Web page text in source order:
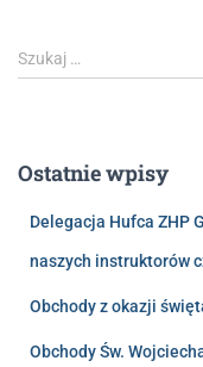
Szukaj …
Ostatnie wpisy
Delegacja Hufca ZHP
naszych instruktorów
Obchody z okazji
Obchody Św.